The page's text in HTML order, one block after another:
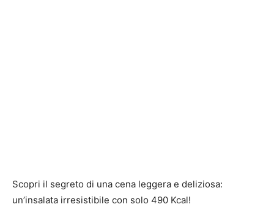
Scopri il segreto di una cena leggera e deliziosa:
un’insalata irresistibile con solo 490 Kcal!